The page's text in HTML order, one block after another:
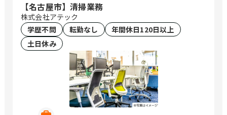
【名古屋市】清掃業務
株式会社アテック
学歴不問
転勤なし
年間休日120日以上
土日休み